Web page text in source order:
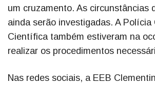
um cruzamento. As circunstâncias
ainda serão investigadas. A
Científica também estiveram na
realizar os procedimentos
Nas redes sociais, a EEB